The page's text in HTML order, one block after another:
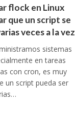
flock en Linux
que un script se
veces a la vez
sistemas
en tareas
con cron, es muy
un script pueda ser